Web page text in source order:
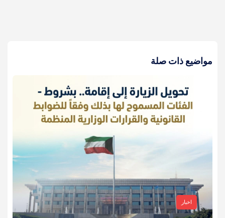
مواضيع ذات صلة
اخبار